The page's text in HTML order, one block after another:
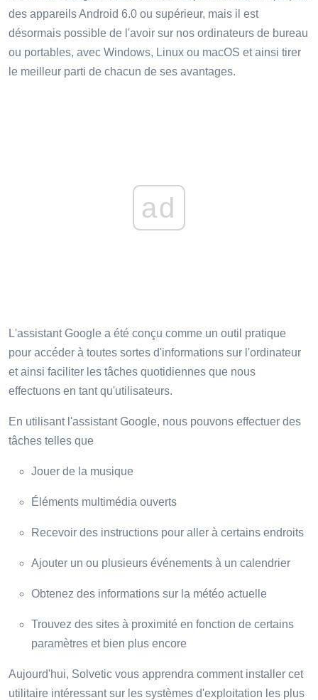
des appareils Android 6.0 ou supérieur, mais il est
désormais possible de l'avoir sur nos ordinateurs de bureau
ou portables, avec Windows, Linux ou macOS et ainsi tirer
le meilleur parti de chacun de ses avantages.
ad
L'assistant Google a été conçu comme un outil pratique
pour accéder à toutes sortes d'informations sur l'ordinateur
et ainsi faciliter les tâches quotidiennes que nous
effectuons en tant qu'utilisateurs.
En utilisant l'assistant Google, nous pouvons effectuer des
tâches telles que
Jouer de la musique
Éléments multimédia ouverts
Recevoir des instructions pour aller à certains endroits
Ajouter un ou plusieurs événements à un calendrier
Obtenez des informations sur la météo actuelle
Trouvez des sites à proximité en fonction de certains
paramètres et bien plus encore
Aujourd'hui, Solvetic vous apprendra comment installer cet
utilitaire intéressant sur les systèmes d'exploitation les plus